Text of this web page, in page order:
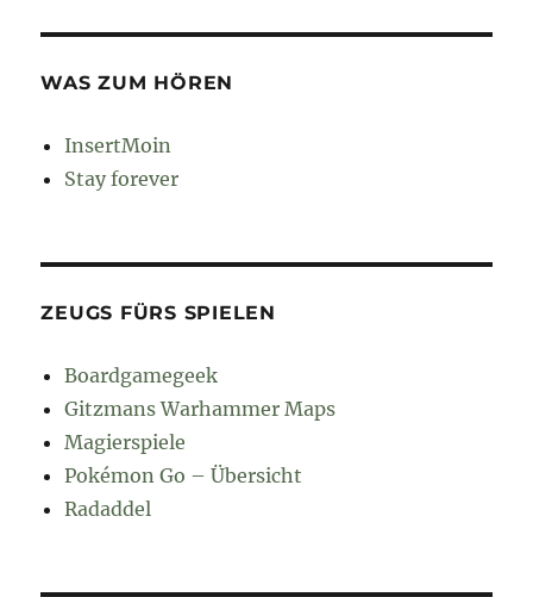
WAS ZUM HÖREN
InsertMoin
Stay forever
ZEUGS FÜRS SPIELEN
Boardgamegeek
Gitzmans Warhammer Maps
Magierspiele
Pokémon Go – Übersicht
Radaddel